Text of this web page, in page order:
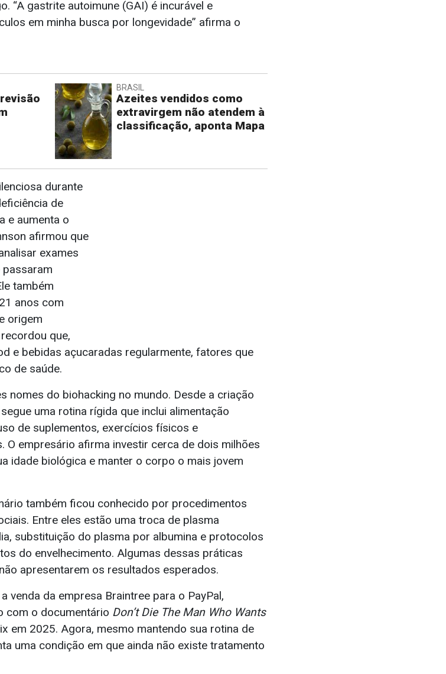
“A gastrite autoimune (GAI) é incurável e
em minha busca por longevidade” afirma o
BRASIL
Azeites vendidos como
extravirgem não atendem à
classificação, aponta Mapa
durante
de
e aumenta o
afirmou que
exames
também
anos com
origem
que,
e bebidas açucaradas regularmente, fatores que
de saúde.
nomes do biohacking no mundo. Desde a criação
uma rotina rígida que inclui alimentação
de suplementos, exercícios físicos e
O empresário afirma investir cerca de dois milhões
idade biológica e manter o corpo o mais jovem
também ficou conhecido por procedimentos
Entre eles estão uma troca de plasma
substituição do plasma por albumina e protocolos
do envelhecimento. Algumas dessas práticas
apresentarem os resultados esperados.
venda da empresa Braintree para o PayPal,
com o documentário Don’t Die The Man Who Wants
em 2025. Agora, mesmo mantendo sua rotina de
uma condição em que ainda não existe tratamento